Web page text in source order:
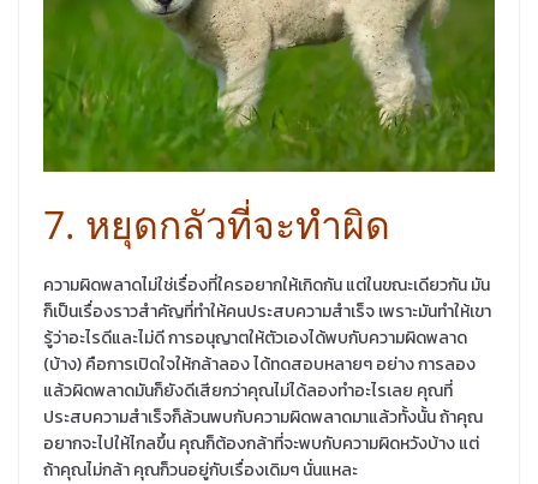
7. หยุดกลัวที่จะทำผิด
ความผิดพลาดไม่ใช่เรื่องที่ใครอยากให้เกิดกัน แต่ในขณะเดียวกัน มัน
ก็เป็นเรื่องราวสำคัญที่ทำให้คนประสบความสำเร็จ เพราะมันทำให้เขา
รู้ว่าอะไรดีและไม่ดี การอนุญาตให้ตัวเองได้พบกับความผิดพลาด
(บ้าง) คือการเปิดใจให้กล้าลอง ได้ทดสอบหลายๆ อย่าง การลอง
แล้วผิดพลาดมันก็ยังดีเสียกว่าคุณไม่ได้ลองทำอะไรเลย คุณที่
ประสบความสำเร็จก็ล้วนพบกับความผิดพลาดมาแล้วทั้งนั้น ถ้าคุณ
อยากจะไปให้ไกลขึ้น คุณก็ต้องกล้าที่จะพบกับความผิดหวังบ้าง แต่
ถ้าคุณไม่กล้า คุณก็วนอยู่กับเรื่องเดิมๆ นั่นแหละ